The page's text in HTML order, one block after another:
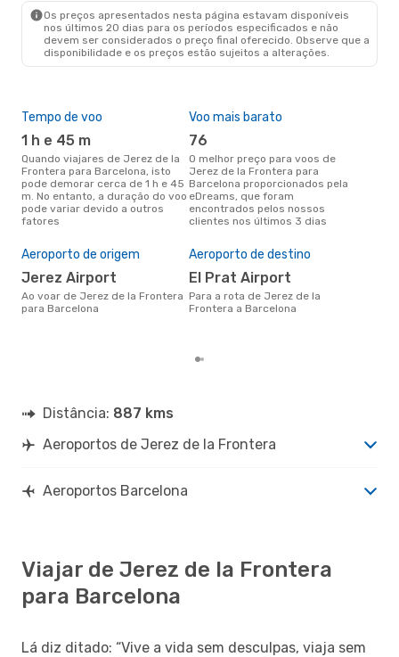
Os preços apresentados nesta página estavam disponíveis
nos últimos 20 dias para os períodos especificados e não
devem ser considerados o preço final oferecido. Observe que a
disponibilidade e os preços estão sujeitos a alterações.
Tempo de voo
1 h e 45 m
Quando viajares de Jerez de la
Frontera para Barcelona, isto
pode demorar cerca de 1 h e 45
m. No entanto, a duração do voo
pode variar devido a outros
fatores
Voo mais barato
76
O melhor preço para voos de
Jerez de la Frontera para
Barcelona proporcionados pela
eDreams, que foram
encontrados pelos nossos
clientes nos últimos 3 dias
Aeroporto de origem
Jerez Airport
Ao voar de Jerez de la Frontera
para Barcelona
Aeroporto de destino
El Prat Airport
Para a rota de Jerez de la
Frontera a Barcelona
Distância: 887 kms
Aeroportos de Jerez de la Frontera
Aeroportos Barcelona
Viajar de Jerez de la Frontera
para Barcelona
Lá diz ditado: “Vive a vida sem desculpas, viaja sem